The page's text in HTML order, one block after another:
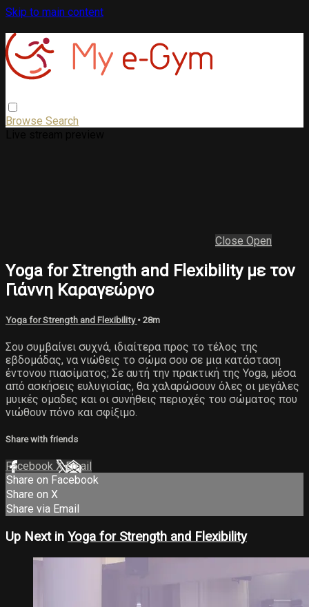
Skip to main content
Browse Search
Close Open
Υoga for Σtrength and Flexibility με τον
Γιάννη Καραγεώργο
Yoga for Strength and Flexibility • 28m
Σου συμβαίνει συχνά, ιδιαίτερα προς το τέλος της
εβδομάδας, να νιώθεις το σώμα σου σε μια κατάσταση
έντονου πιασίματος; Σε αυτή την πρακτική της Yoga, μέσα
από ασκήσεις ευλυγισίας, θα χαλαρώσουν όλες οι μεγάλες
μυικές ομαδες και οι συνήθεις περιοχές του σώματος που
νιώθουν πόνο και σφίξιμο.
Share with friends
Facebook XEmail
Share on Facebook
Share on X
Share via Email
Up Next in Yoga for Strength and Flexibility